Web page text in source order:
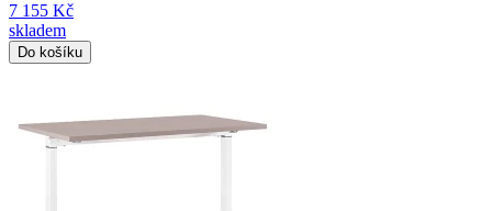
7 155 Kč
skladem
Do košíku